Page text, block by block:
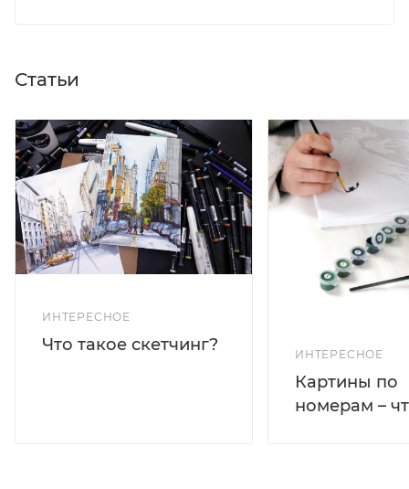
Статьи
ИНТЕРЕСНОЕ
Что такое скетчинг?
ИНТЕРЕСНОЕ
Картины по
номерам –